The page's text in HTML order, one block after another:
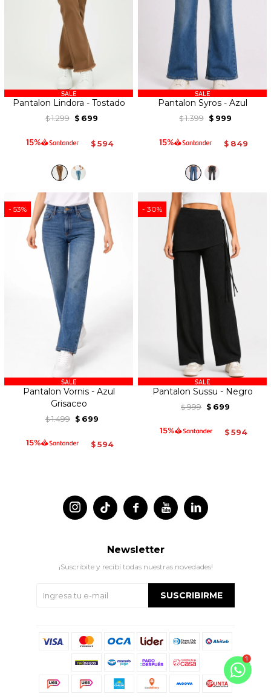
Pantalon Lindora - Tostado
$ 1.299 $ 699
$ 594
Pantalon Syros - Azul
$ 1.399 $ 999
$ 849
53
Pantalon Vornis - Azul
Grisaceo
$ 1.499 $ 699
$ 594
30
Pantalon Sussu - Negro
$ 999 $ 699
$ 594
 
 
Newsletter
¡Suscribite y recibí todas nuestras novedades!
SUSCRIBIRME